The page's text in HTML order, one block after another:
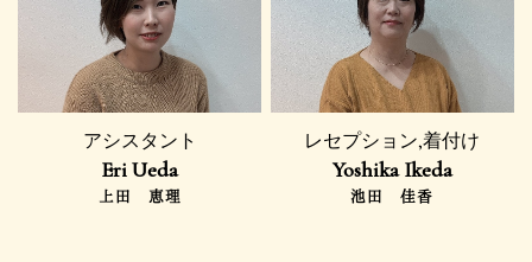
アシスタント
Eri Ueda
上田 恵理
レセプション,着付け
Yoshika Ikeda
池田 佳香